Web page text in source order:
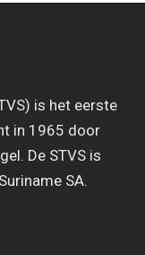
is het eerste
in 1965 door
De STVS is
SA.